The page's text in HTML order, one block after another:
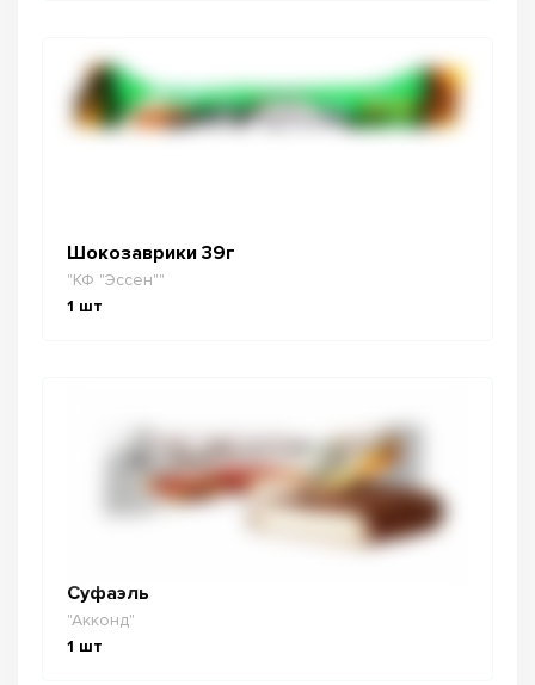
Шокозаврики 39г
"КФ "Эссен""
1 шт
Суфаэль
"Акконд"
1 шт